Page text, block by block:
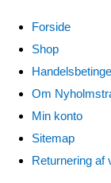
Forside
Shop
Om
Min konto
Sitemap
Returnering af